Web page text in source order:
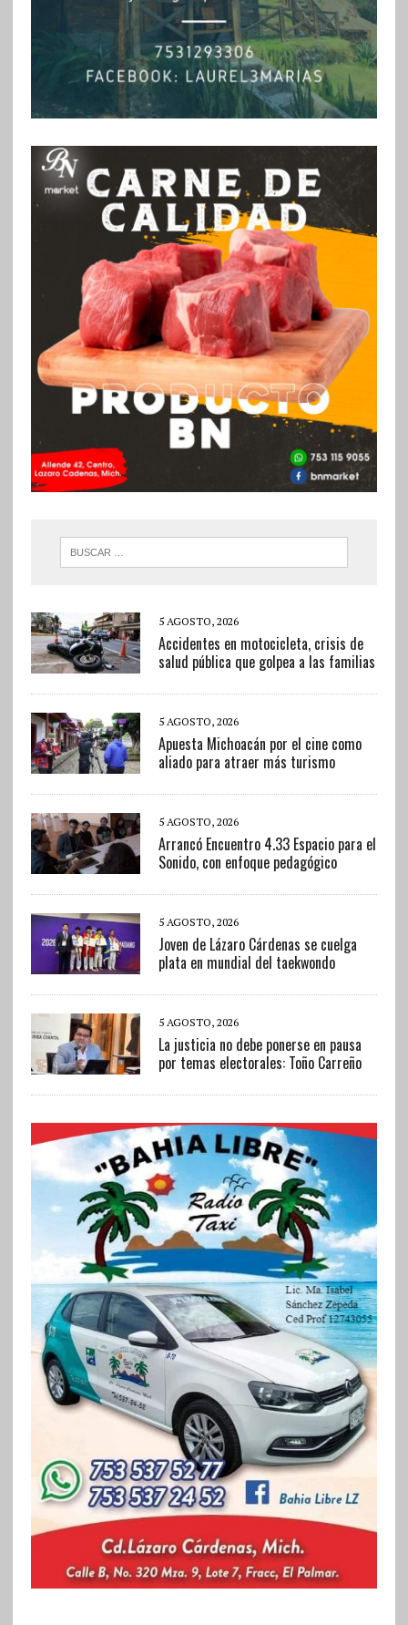
5 AGOSTO, 2026
Accidentes en motocicleta, crisis de
salud pública que golpea a las familias
5 AGOSTO, 2026
Apuesta Michoacán por el cine como
aliado para atraer más turismo
5 AGOSTO, 2026
Arrancó Encuentro 4.33 Espacio para el
Sonido, con enfoque pedagógico
5 AGOSTO, 2026
Joven de Lázaro Cárdenas se cuelga
plata en mundial del taekwondo
5 AGOSTO, 2026
La justicia no debe ponerse en pausa
por temas electorales: Toño Carreño